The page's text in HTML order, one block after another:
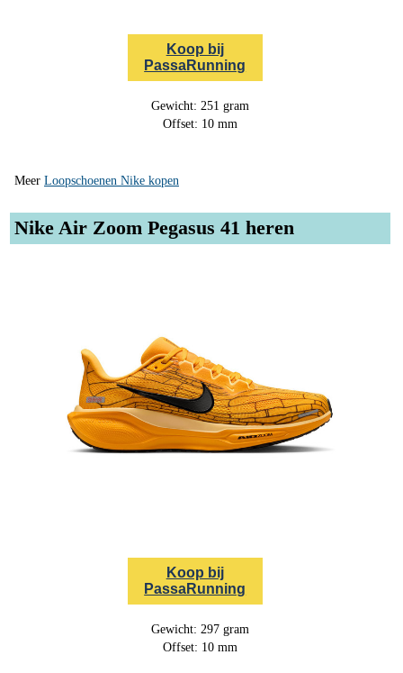
Koop bij
PassaRunning
Gewicht: 251 gram
Offset: 10 mm
Meer Loopschoenen Nike kopen
Nike Air Zoom Pegasus 41 heren
Koop bij
PassaRunning
Gewicht: 297 gram
Offset: 10 mm